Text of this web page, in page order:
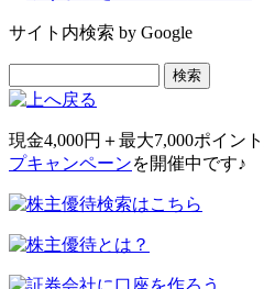
サイト内検索 by Google
現金4,000円＋最大7,000ポイント
プキャンペーンを開催中です♪